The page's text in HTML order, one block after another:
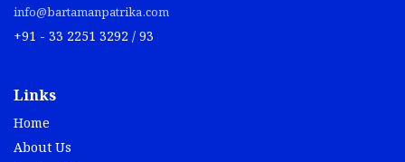
info@bartamanpatrika.com
+91 - 33 2251 3292 / 93
Links
Home
About Us